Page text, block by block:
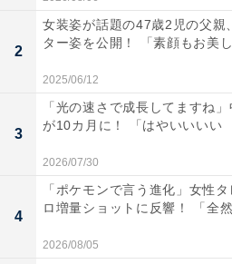
2
女装姿が話題の47歳2児の父親
ター姿を公開！ 「素顔もお美
2025/06/12
3
「光の速さで成長してますね
が10カ月に！ 「はやいいい
2026/07/30
4
「ポケモンで言う進化」女性
ロ増量ショットに反響！ 「全
2026/08/05